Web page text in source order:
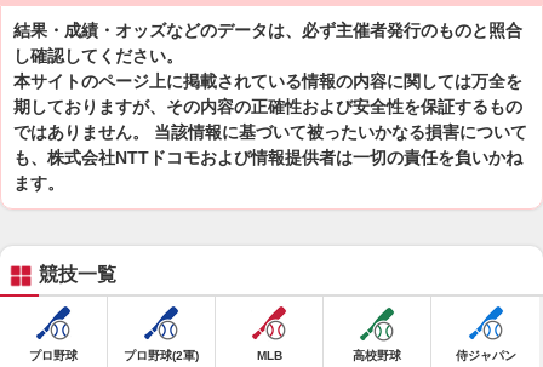
結果・成績・オッズなどのデータは、必ず主催者発行のものと照合
し確認してください。
本サイトのページ上に掲載されている情報の内容に関しては万全を
期しておりますが、その内容の正確性および安全性を保証するもの
ではありません。 当該情報に基づいて被ったいかなる損害について
も、株式会社NTTドコモおよび情報提供者は一切の責任を負いかね
ます。
競技一覧
プロ野球 プロ野球(2軍) MLB 高校野球 侍ジャパン